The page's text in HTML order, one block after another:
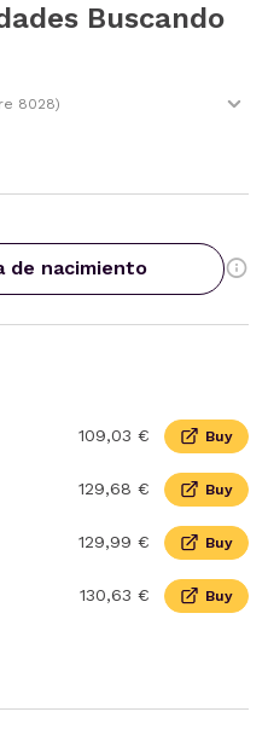
Buscando
8028)
de nacimiento
109,03 € Buy
129,68 € Buy
129,99 € Buy
130,63 € Buy